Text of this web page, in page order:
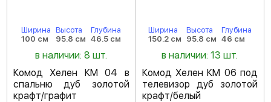
Ширина
100 см
Высота
95.8 см
Глубина
46.5 см
в наличии: 8 шт.
Комод Хелен КМ 04 в
спальню дуб золотой
крафт/графит
Ширина
150.2 см
Высота
95.8 см
Глубина
46 см
в наличии: 13 шт.
Комод Хелен КМ 06 под
телевизор дуб золотой
крафт/белый